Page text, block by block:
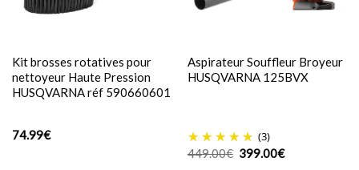
Kit brosses rotatives pour
nettoyeur Haute Pression
HUSQVARNA réf 590660601
74.99€
Aspirateur Souffleur Broyeur
HUSQVARNA 125BVX
(3)
449.00€ Le
prix
399.00€Le
prix